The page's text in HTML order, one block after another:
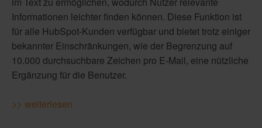
Informationen leichter finden können. Diese Funktion ist
für alle HubSpot-Kunden verfügbar und bietet trotz einiger
bekannter Einschränkungen, wie der Begrenzung auf
10.000 durchsuchbare Zeichen pro E-Mail, eine nützliche
Ergänzung für die Benutzer.
>> weiterlesen